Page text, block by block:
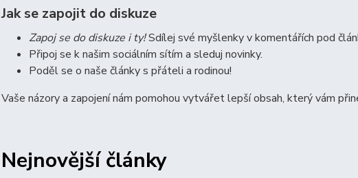
Jak se zapojit do diskuze
Zapoj se do diskuze i ty!Sdílej své myšlenky v komentářích pod
Připoj se k našim sociálním sítím a sleduj novinky.
Poděl se o naše články s přáteli a rodinou!
Vaše názory a zapojení nám pomohou vytvářet lepší obsah, který vám
Nejnovější články